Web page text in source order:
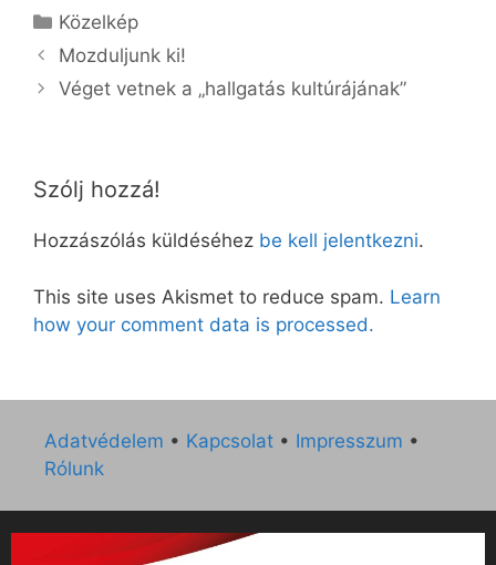
Kategória
Közelkép
Mozduljunk ki!
Véget vetnek a „hallgatás kultúrájának”
Szólj hozzá!
Hozzászólás küldéséhez be kell jelentkezni.
This site uses Akismet to reduce spam. Learn
how your comment data is processed.
Adatvédelem • Kapcsolat • Impresszum •
Rólunk